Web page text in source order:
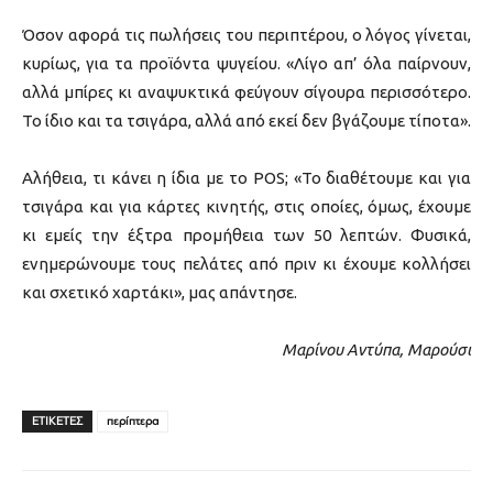
Όσον αφορά τις πωλήσεις του περιπτέρου, ο λόγος γίνεται,
κυρίως, για τα προϊόντα ψυγείου. «Λίγο απ’ όλα παίρνουν,
αλλά μπίρες κι αναψυκτικά φεύγουν σίγουρα περισσότερο.
Το ίδιο και τα τσιγάρα, αλλά από εκεί δεν βγάζουμε τίποτα».
Αλήθεια, τι κάνει η ίδια με το POS; «Το διαθέτουμε και για
τσιγάρα και για κάρτες κινητής, στις οποίες, όμως, έχουμε
κι εμείς την έξτρα προμήθεια των 50 λεπτών. Φυσικά,
ενημερώνουμε τους πελάτες από πριν κι έχουμε κολλήσει
και σχετικό χαρτάκι», μας απάντησε.
Μαρίνου Αντύπα, Μαρούσι
ΕΤΙΚΕΤΕΣ περίπτερα